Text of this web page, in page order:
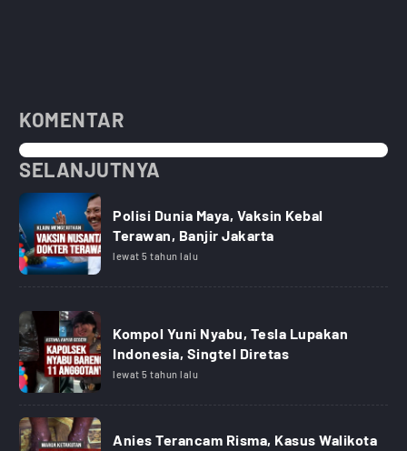
KOMENTAR
SELANJUTNYA
Polisi Dunia Maya, Vaksin Kebal
Terawan, Banjir Jakarta
lewat 5 tahun lalu
Kompol Yuni Nyabu, Tesla Lupakan
Indonesia, Singtel Diretas
lewat 5 tahun lalu
Anies Terancam Risma, Kasus Walikota